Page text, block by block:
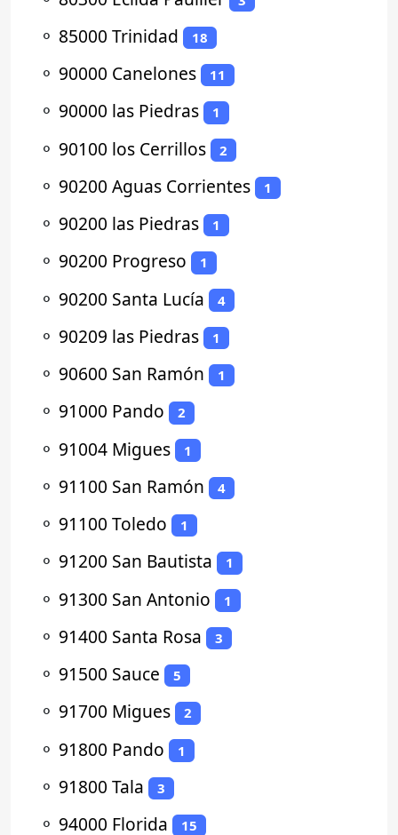
⚬ 85000 Trinidad 18
⚬ 90000 Canelones 11
⚬ 90000 las Piedras 1
⚬ 90100 los Cerrillos 2
⚬ 90200 Aguas Corrientes 1
⚬ 90200 las Piedras 1
⚬ 90200 Progreso 1
⚬ 90200 Santa Lucía 4
⚬ 90209 las Piedras 1
⚬ 90600 San Ramón 1
⚬ 91000 Pando 2
⚬ 91004 Migues 1
⚬ 91100 San Ramón 4
⚬ 91100 Toledo 1
⚬ 91200 San Bautista 1
⚬ 91300 San Antonio 1
⚬ 91400 Santa Rosa 3
⚬ 91500 Sauce 5
⚬ 91700 Migues 2
⚬ 91800 Pando 1
⚬ 91800 Tala 3
⚬ 94000 Florida 15